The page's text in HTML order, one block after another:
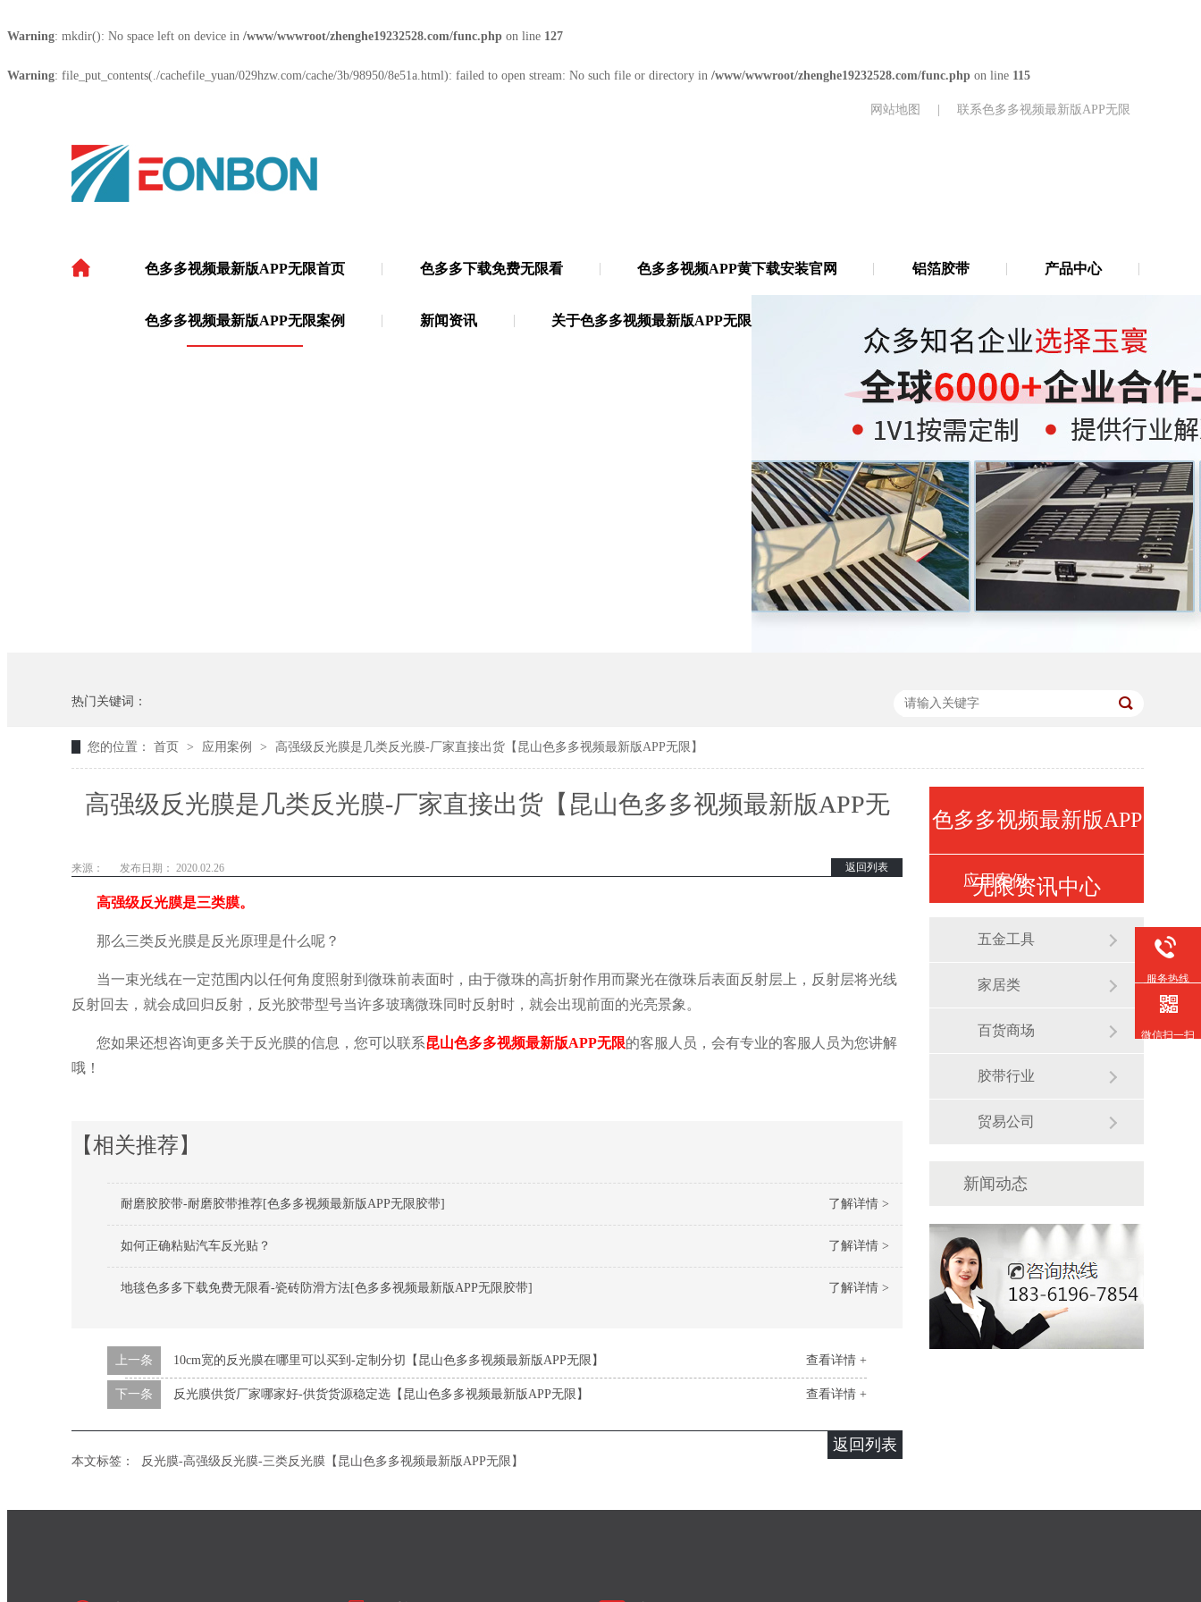
Warning: mkdir(): No space left on device in /www/wwwroot/zhenghe19232528.com/func.php on line 127
Warning: file_put_contents(./cachefile_yuan/029hzw.com/cache/3b/98950/8e51a.html): failed to open stream: No such file or directory in /www/wwwroot/zhenghe19232528.com/func.php on line 115
网站地图 联系色多多视频最新版APP无限
21年多功能胶带源头厂家
18361967854
色多多视频最新版APP无限首页 色多多下载免费无限看 色多多视频APP黄下载安装官网 铝箔胶带 产品中心
色多多视频最新版APP无限案例 新闻资讯 关于色多多视频最新版APP无限
热门关键词：
您的位置： 首页 > 应用案例 > 高强级反光膜是几类反光膜-厂家直接出货【昆山色多多视频最新版APP无限】
高强级反光膜是几类反光膜-厂家直接出货【昆山色多多视频最新版APP无
返回列表
来源： 发布日期： 2020.02.26
高强级反光膜是三类膜。
那么三类反光膜是反光原理是什么呢？
当一束光线在一定范围内以任何角度照射到微珠前表面时，由于微珠的高折射作用而聚光在微珠后表面反射层上，反射层将光线
反射回去，就会成回归反射，反光胶带型号当许多玻璃微珠同时反射时，就会出现前面的光亮景象 。
您如果还想咨询更多关于反光膜的信息，您可以联系昆山色多多视频最新版APP无限的客服人员，会有专业的客服人员为您讲解
哦！
【相关推荐】
了解详情 >
耐磨胶胶带-耐磨胶带推荐[色多多视频最新版APP无限胶带]
了解详情 >
如何正确粘贴汽车反光贴？
了解详情 >
地毯色多多下载免费无限看-瓷砖防滑方法[色多多视频最新版APP无限胶带]
查看详情 +
上一条 10cm宽的反光膜在哪里可以买到-定制分切【昆山色多多视频最新版APP无限】
查看详情 +
下一条 反光膜供货厂家哪家好-供货货源稳定选【昆山色多多视频最新版APP无限】
返回列表
本文标签： 反光膜-高强级反光膜-三类反光膜【昆山色多多视频最新版APP无限】
色多多视频最新版APP
无限资讯中心
应用案例
五金工具
家居类
百货商场
胶带行业
贸易公司
新闻动态
服务热线
微信扫一扫